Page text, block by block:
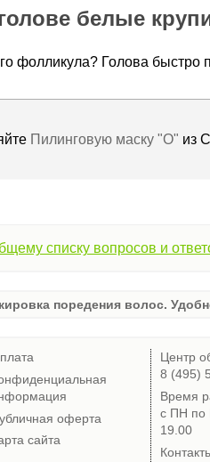
белые
фолликула? Голова быстро
Пилинговую маску "О" из
списку вопросов и
поредения волос.
оферта
сайта
Центр
8 (495)
Время
с ПН по
19.00